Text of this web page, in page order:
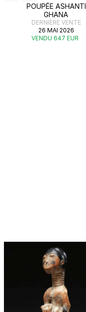
POUPÉE ASHANTI
GHANA
DERNIÈRE VENTE
26 MAI 2026
VENDU 647 EUR